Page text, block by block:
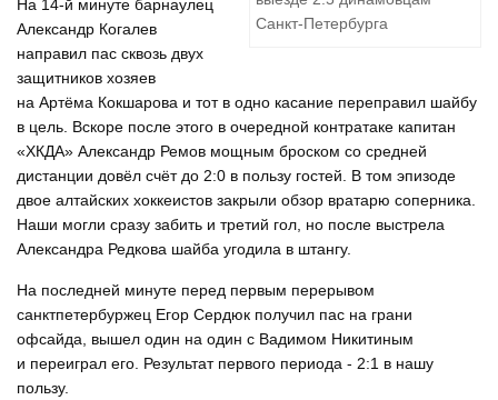
Санкт-Петербурга
На 14-й минуте барнаулец
Александр Когалев
направил пас сквозь двух
защитников хозяев
на Артёма Кокшарова и тот в одно касание переправил шайбу
в цель. Вскоре после этого в очередной контратаке капитан
«ХКДА» Александр Ремов мощным броском со средней
дистанции довёл счёт до 2:0 в пользу гостей. В том эпизоде
двое алтайских хоккеистов закрыли обзор вратарю соперника.
Наши могли сразу забить и третий гол, но после выстрела
Александра Редкова шайба угодила в штангу.
На последней минуте перед первым перерывом
санктпетербуржец Егор Сердюк получил пас на грани
офсайда, вышел один на один с Вадимом Никитиным
и переиграл его. Результат первого периода - 2:1 в нашу
пользу.